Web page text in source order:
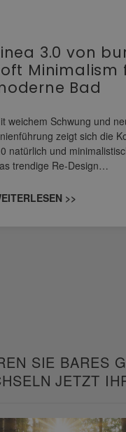
3.0 von
Minimalism
Bad
weichem Schwung und
zeigt sich die
natürlich und
trendige Re-Design…
>>
SIE BARES
JETZT